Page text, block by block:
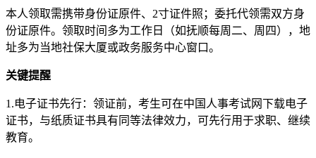
本人领取需携带身份证原件、2寸证件照；委托代领需双方身
份证原件。领取时间多为工作日（如抚顺每周二、周四），地
址多为当地社保大厦或政务服务中心窗口。
关键提醒
1.电子证书先行：领证前，考生可在中国人事考试网下载电子
证书，与纸质证书具有同等法律效力，可先行用于求职、继续
教育。